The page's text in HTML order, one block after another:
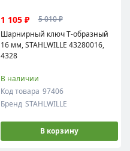
1 105 ₽
5 010 ₽
Шарнирный ключ Т-образный
16 мм, STAHLWILLE 43280016,
4328
В наличии
Код товара 97406
Бренд STAHLWILLE
В корзину